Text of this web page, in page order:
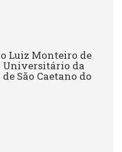
Luiz Monteiro de
Universitário da
São Caetano do